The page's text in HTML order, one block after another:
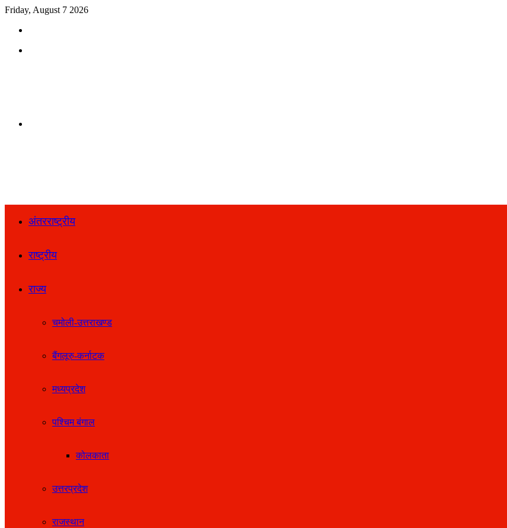
Friday, August 7 2026
अंतरराष्ट्रीय
राष्ट्रीय
राज्य
चमोली-उत्तराखण्ड
बैंगलूरु-कर्नाटक
मध्यप्रदेश
पश्चिम बंगाल
कोलकाता
उत्तरप्रदेश
राजस्थान